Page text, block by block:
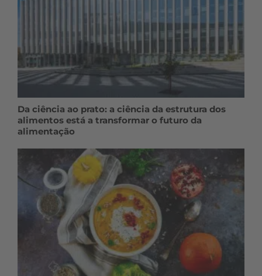
Da ciência ao prato: a ciência da estrutura dos
alimentos está a transformar o futuro da
alimentação